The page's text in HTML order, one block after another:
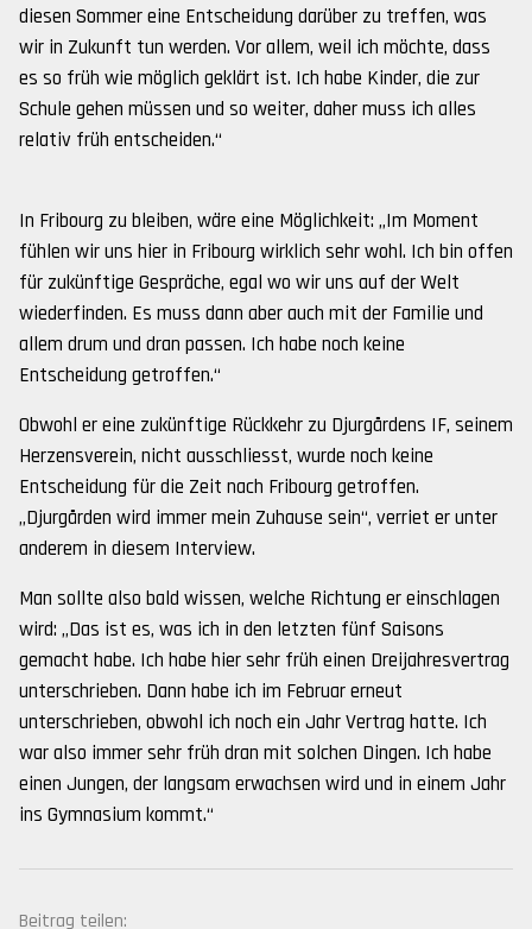
diesen Sommer eine Entscheidung darüber zu treffen, was
wir in Zukunft tun werden. Vor allem, weil ich möchte, dass
es so früh wie möglich geklärt ist. Ich habe Kinder, die zur
Schule gehen müssen und so weiter, daher muss ich alles
relativ früh entscheiden.“
In Fribourg zu bleiben, wäre eine Möglichkeit: „Im Moment
fühlen wir uns hier in Fribourg wirklich sehr wohl. Ich bin offen
für zukünftige Gespräche, egal wo wir uns auf der Welt
wiederfinden. Es muss dann aber auch mit der Familie und
allem drum und dran passen. Ich habe noch keine
Entscheidung getroffen.“
Obwohl er eine zukünftige Rückkehr zu Djurgårdens IF, seinem
Herzensverein, nicht ausschliesst, wurde noch keine
Entscheidung für die Zeit nach Fribourg getroffen.
„Djurgården wird immer mein Zuhause sein“, verriet er unter
anderem in diesem Interview.
Man sollte also bald wissen, welche Richtung er einschlagen
wird: „Das ist es, was ich in den letzten fünf Saisons
gemacht habe. Ich habe hier sehr früh einen Dreijahresvertrag
unterschrieben. Dann habe ich im Februar erneut
unterschrieben, obwohl ich noch ein Jahr Vertrag hatte. Ich
war also immer sehr früh dran mit solchen Dingen. Ich habe
einen Jungen, der langsam erwachsen wird und in einem Jahr
ins Gymnasium kommt.“
Beitrag teilen: